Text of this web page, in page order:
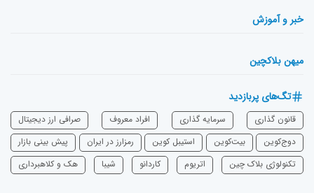
خبر و آموزش
میهن بلاکچین
تگ‌های پربازدید
قانون گذاری سرمایه‌ گذاری افراد معروف
صرافی ارز دیجیتال
دوج‌کوین
بیت‌کوین استیبل کوین رمزارز در ایران
پیش بینی بازار
تکنولوژی بلاک چین
اتریوم ‌کاردانو شیبا هک و کلاهبرداری